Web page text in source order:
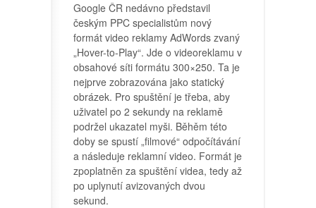
Google ČR nedávno představil
českým PPC specialistům nový
formát video reklamy AdWords zvaný
„Hover-to-Play“. Jde o videoreklamu v
obsahové síti formátu 300×250. Ta je
nejprve zobrazována jako statický
obrázek. Pro spuštění je třeba, aby
uživatel po 2 sekundy na reklamě
podržel ukazatel myši. Běhěm této
doby se spustí „filmové“ odpočítávání
a následuje reklamní video. Formát je
zpoplatněn za spuštění videa, tedy až
po uplynutí avizovaných dvou
sekund.